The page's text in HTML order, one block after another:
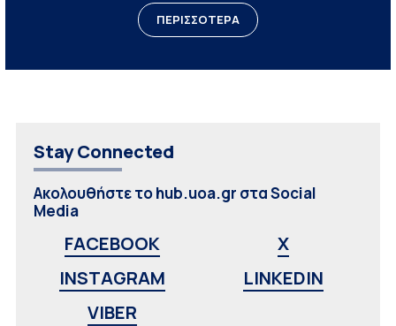
ΠΕΡΙΣΣΟΤΕΡΑ
Stay Connected
Ακολουθήστε το hub.uoa.gr στα Social
Media
FACEBOOK
X
INSTAGRAM
LINKEDIN
VIBER